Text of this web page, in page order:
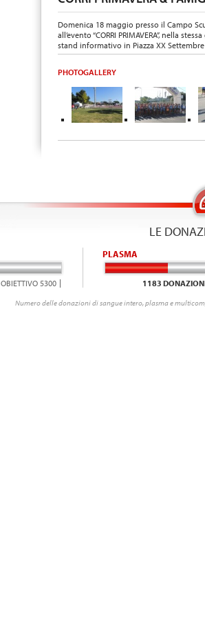
Domenica 18 maggio presso il Campo
all’evento “CORRI PRIMAVERA”, nella
stand informativo in Piazza XX Settembre
PHOTOGALLERY
LE
OBIETTIVO 5300
PLASMA
1183
Numero delle donazioni di sangue intero, plasma e